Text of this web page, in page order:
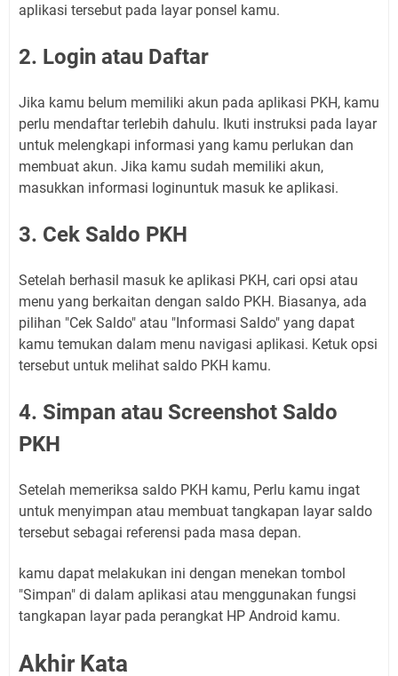
aplikasi tersebut pada layar ponsel kamu.
2. Login atau Daftar
Jika kamu belum memiliki akun pada aplikasi PKH, kamu
perlu mendaftar terlebih dahulu. Ikuti instruksi pada layar
untuk melengkapi informasi yang kamu perlukan dan
membuat akun. Jika kamu sudah memiliki akun,
masukkan informasi loginuntuk masuk ke aplikasi.
3. Cek Saldo PKH
Setelah berhasil masuk ke aplikasi PKH, cari opsi atau
menu yang berkaitan dengan saldo PKH. Biasanya, ada
pilihan "Cek Saldo" atau "Informasi Saldo" yang dapat
kamu temukan dalam menu navigasi aplikasi. Ketuk opsi
tersebut untuk melihat saldo PKH kamu.
4. Simpan atau Screenshot Saldo
PKH
Setelah memeriksa saldo PKH kamu, Perlu kamu ingat
untuk menyimpan atau membuat tangkapan layar saldo
tersebut sebagai referensi pada masa depan.
kamu dapat melakukan ini dengan menekan tombol
"Simpan" di dalam aplikasi atau menggunakan fungsi
tangkapan layar pada perangkat HP Android kamu.
Akhir Kata